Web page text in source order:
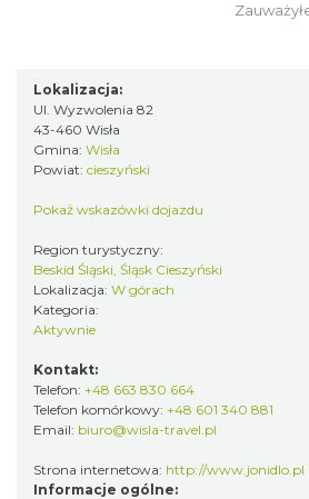
Lokalizacja:
Ul. Wyzwolenia 82
43-460 Wisła
Gmina: Wisła
Powiat: cieszyński
Pokaż wskazówki dojazdu
Region turystyczny:
Beskid Śląski, Śląsk Cieszyński
Lokalizacja: W górach
Kategoria:
Aktywnie
Kontakt:
Telefon: +48 663 830 664
Telefon komórkowy: +48 601 340 881
Email: biuro@wisla-travel.pl
Strona internetowa: http://www.jonidlo.pl
Informacje ogólne: